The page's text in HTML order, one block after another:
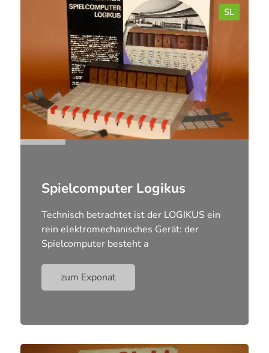
Spielcomputer Logikus
Technisch betrachtet ist der LOGIKUS ein
rein elektromechanisches Gerät: der
Spielcomputer besteht a
zum Exponat